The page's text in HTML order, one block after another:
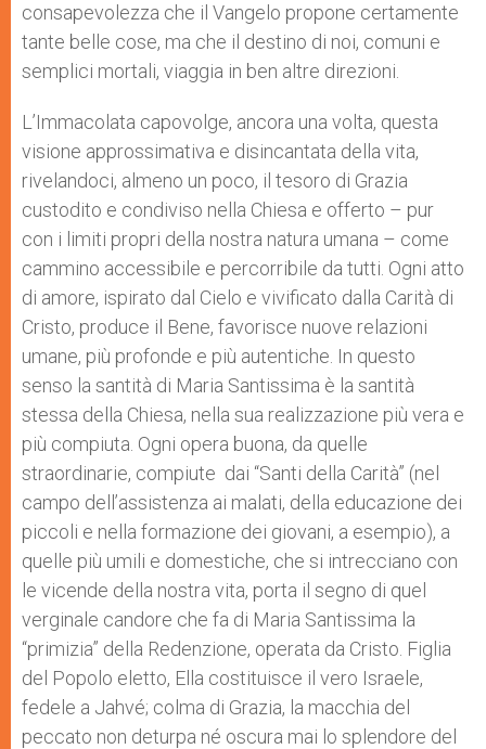
consapevolezza che il Vangelo propone certamente
tante belle cose, ma che il destino di noi, comuni e
semplici mortali, viaggia in ben altre direzioni.
L’Immacolata capovolge, ancora una volta, questa
visione approssimativa e disincantata della vita,
rivelandoci, almeno un poco, il tesoro di Grazia
custodito e condiviso nella Chiesa e offerto – pur
con i limiti propri della nostra natura umana – come
cammino accessibile e percorribile da tutti. Ogni atto
di amore, ispirato dal Cielo e vivificato dalla Carità di
Cristo, produce il Bene, favorisce nuove relazioni
umane, più profonde e più autentiche. In questo
senso la santità di Maria Santissima è la santità
stessa della Chiesa, nella sua realizzazione più vera e
più compiuta. Ogni opera buona, da quelle
straordinarie, compiute dai “Santi della Carità” (nel
campo dell’assistenza ai malati, della educazione dei
piccoli e nella formazione dei giovani, a esempio), a
quelle più umili e domestiche, che si intrecciano con
le vicende della nostra vita, porta il segno di quel
verginale candore che fa di Maria Santissima la
“primizia” della Redenzione, operata da Cristo. Figlia
del Popolo eletto, Ella costituisce il vero Israele,
fedele a Jahvé; colma di Grazia, la macchia del
peccato non deturpa né oscura mai lo splendore del